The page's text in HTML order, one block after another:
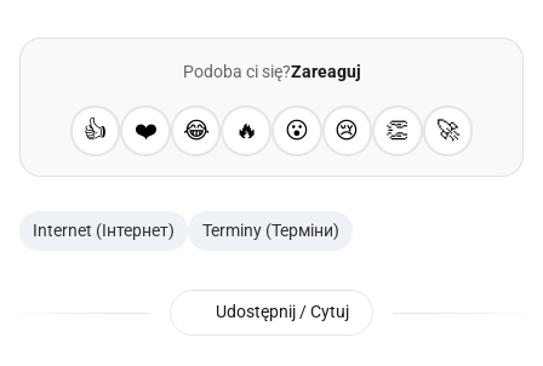
Podoba ci się?Zareaguj
👍 ❤️ 😂 🔥 😮 😢 👏 🚀
Internet (Інтернет) Terminy (Терміни)
Udostępnij / Cytuj